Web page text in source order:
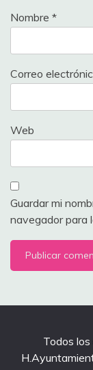
Nombre *
Correo
Web
Guardar mi
navegador para
Todos